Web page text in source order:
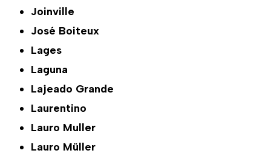
Joinville
José Boiteux
Lages
Laguna
Lajeado Grande
Laurentino
Lauro Muller
Lauro Müller